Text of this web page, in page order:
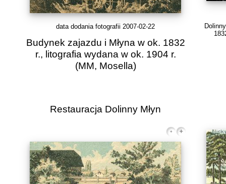
data dodania fotografii 2007-02-22
Budynek zajazdu i Młyna w ok. 1832
r., litografia wydana w ok. 1904 r.
(MM, Mosella)
Restauracja Dolinny Młyn